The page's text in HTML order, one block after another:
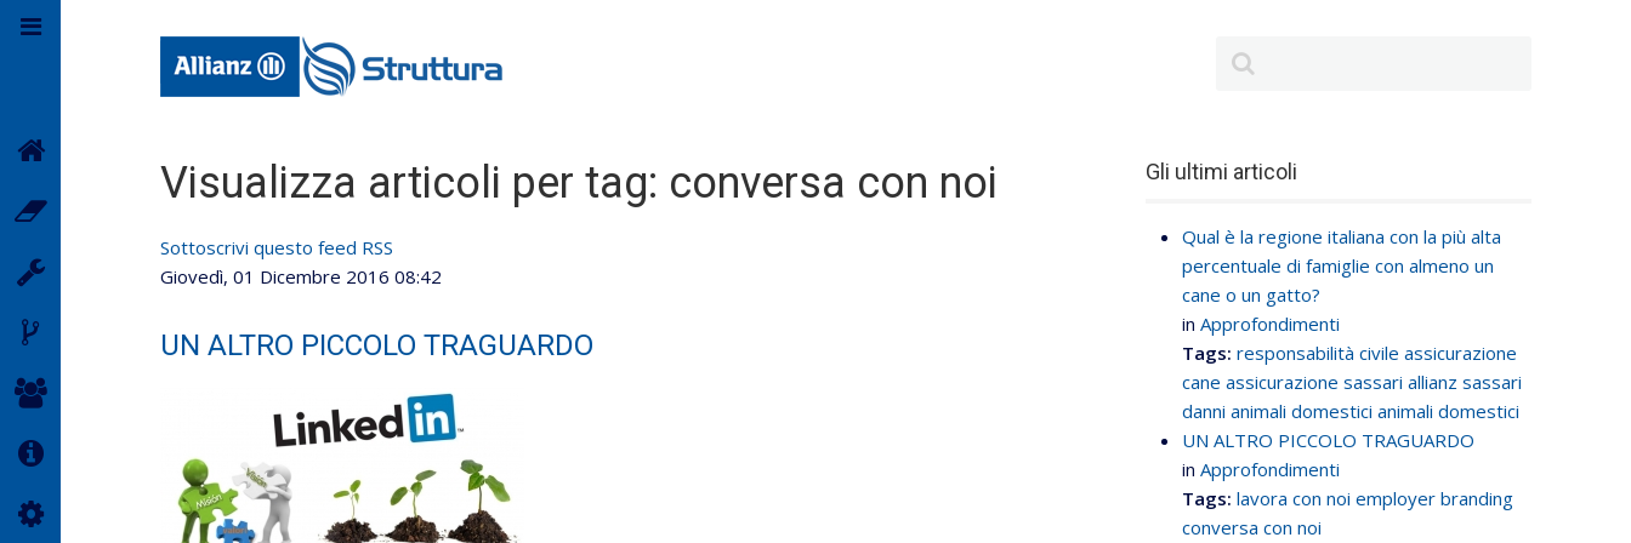
Formazione
Carriera
Lavora con noi
Condividerai
Partner
Struttura
Agenzia Allianz
Contatti
Agenzia Cagliari
Agenzia Sassari
Visualizza articoli per tag: conversa con noi
Sottoscrivi questo feed RSS
Giovedì, 01 Dicembre 2016 08:42
UN ALTRO PICCOLO TRAGUARDO
Gli ultimi articoli
Qual è la regione italiana con la più alta
percentuale di famiglie con almeno un
cane o un gatto?
in Approfondimenti
Tags: responsabilità civile assicurazione
cane assicurazione sassari allianz sassari
danni animali domestici animali domestici
UN ALTRO PICCOLO TRAGUARDO
in Approfondimenti
Tags: lavora con noi employer branding
conversa con noi